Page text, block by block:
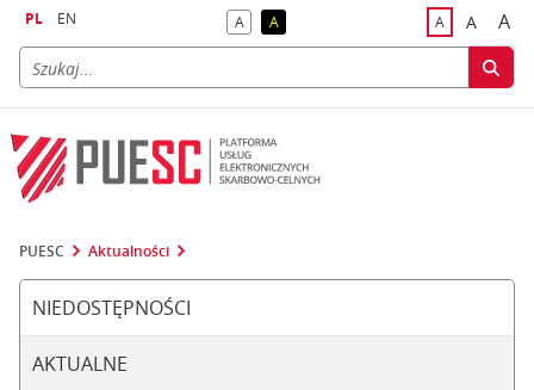
PL EN Akontrast domyślny
Akontrast żółty tekst na czarnym tle
Adomyślna
A A
PUESC Aktualności
NIEDOSTĘPNOŚCI
AKTUALNE